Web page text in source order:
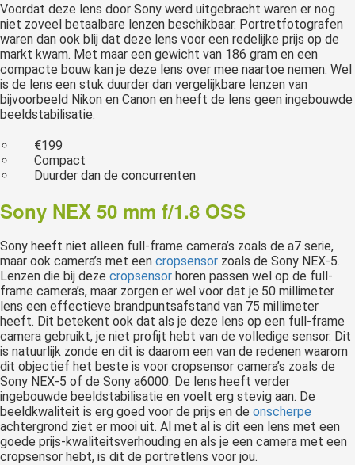
Voordat deze lens door Sony werd uitgebracht waren er nog
niet zoveel betaalbare lenzen beschikbaar. Portretfotografen
waren dan ook blij dat deze lens voor een redelijke prijs op de
markt kwam. Met maar een gewicht van 186 gram en een
compacte bouw kan je deze lens over mee naartoe nemen. Wel
is de lens een stuk duurder dan vergelijkbare lenzen van
bijvoorbeeld Nikon en Canon en heeft de lens geen ingebouwde
beeldstabilisatie.
€199
Compact
Duurder dan de concurrenten
Sony NEX 50 mm f/1.8 OSS
Sony heeft niet alleen full-frame camera’s zoals de a7 serie,
maar ook camera’s met een cropsensor zoals de Sony NEX-5.
Lenzen die bij deze cropsensor horen passen wel op de full-
frame camera’s, maar zorgen er wel voor dat je 50 millimeter
lens een effectieve brandpuntsafstand van 75 millimeter
heeft. Dit betekent ook dat als je deze lens op een full-frame
camera gebruikt, je niet profijt hebt van de volledige sensor. Dit
is natuurlijk zonde en dit is daarom een van de redenen waarom
dit objectief het beste is voor cropsensor camera’s zoals de
Sony NEX-5 of de Sony a6000. De lens heeft verder
ingebouwde beeldstabilisatie en voelt erg stevig aan. De
beeldkwaliteit is erg goed voor de prijs en de onscherpe
achtergrond ziet er mooi uit. Al met al is dit een lens met een
goede prijs-kwaliteitsverhouding en als je een camera met een
cropsensor hebt, is dit de portretlens voor jou.